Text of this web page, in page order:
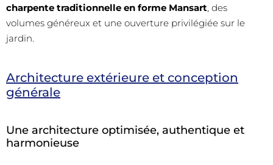
charpente traditionnelle en forme Mansart, des
volumes généreux et une ouverture privilégiée sur le
jardin.
Architecture extérieure et conception
générale
Une architecture optimisée, authentique et
harmonieuse